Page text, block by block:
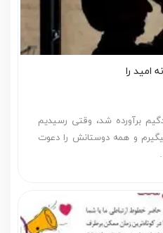
امید را
برآورده شد، وقتی رسیدیم
و همه دوستانش را دعوت